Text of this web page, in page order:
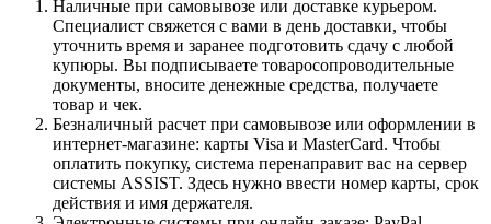
Наличные при самовывозе или доставке курьером.
Специалист свяжется с вами в день доставки, чтобы
уточнить время и заранее подготовить сдачу с любой
купюры. Вы подписываете товаросопроводительные
документы, вносите денежные средства, получаете
товар и чек.
Безналичный расчет при самовывозе или оформлении в
интернет-магазине: карты Visa и MasterCard. Чтобы
оплатить покупку, система перенаправит вас на сервер
системы ASSIST. Здесь нужно ввести номер карты, срок
действия и имя держателя.